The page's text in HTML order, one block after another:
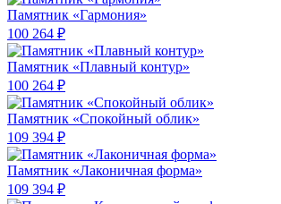
Памятник «Гармония»
100 264 ₽
Памятник «Плавный контур»
100 264 ₽
Памятник «Спокойный облик»
109 394 ₽
Памятник «Лаконичная форма»
109 394 ₽